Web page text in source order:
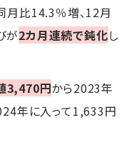
月比14.3％増、12月
が2カ月連続で鈍化し
3,470円から2023年
年に入って1,633円